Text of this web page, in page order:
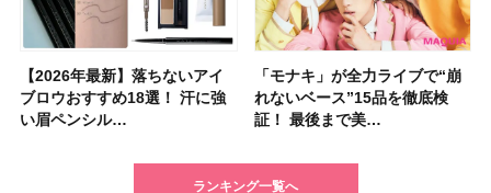
【2026年最新】落ちないアイ
ブロウおすすめ18選！ 汗に強
い眉ペンシル…
「モナキ」が全力ライブで“崩
れないベース”15品を徹底検
証！ 最後まで美…
【2026夏】「ハリ・たるみケ
ア」ランキングTOP5！＜マキ
アビューティ…
【2026夏】「シワケア」ラン
キングTOP5！＜マキアビュー
ティーズが投…
【2026年最新】落ちないアイ
ブロウおすすめ18選！ 汗に強
い眉ペンシル…
「モナキ」が全力ライブで“崩
れないベース”15品を徹底検
証！ 最後まで美…
【2026年】ボディ用日焼け止
めUVのおすすめ20選！ この夏
注目の人気…
「ミス ディオール オードゥ パ
ルファン」が新たな装いで登
場！ シルバー…
【板野友美さんの美活】「最
近、下の歯の矯正を再開したん
です」オーラルケア…
【石井美保さんのおすすめお菓
子＆お茶10選】手土産にもぴっ
たり
【2026年夏】小顔に見えるボ
ブの髪型37選！ レイヤー・切
りっぱなしな…
【2026年】最新トレンド「ボ
ブ」13種類を徹底解説！ 定番
＆人気の髪型…
石井美保さん祝50歳！ アニバ
ーサリーイベントに込めた思
い、今夢中なボデ…
【無印良品】スキンケア×衣料
素材の最強タッグで実現！ 着
るだけで保湿でき…
【全色レビュー】ケイト メロ
ウブラウンアイズ限定色追加！
イエベ・ブルベ別…
【キャンメイク】売切続出！先
行発売中の「クリアヴェールセ
ッティングパウダ…
ランキング一覧へ